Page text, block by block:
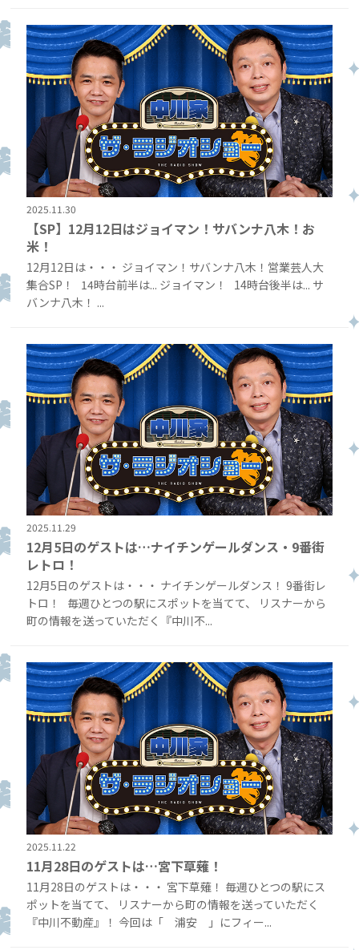
2025.11.30
【SP】12月12日はジョイマン！サバンナ八木！お
米！
12月12日は・・・ ジョイマン！サバンナ八木！営業芸人大
集合SP！ 14時台前半は... ジョイマン！ 14時台後半は... サ
バンナ八木！ ...
2025.11.29
12月5日のゲストは…ナイチンゲールダンス・9番街
レトロ！
12月5日のゲストは・・・ ナイチンゲールダンス！ 9番街レ
トロ！ 毎週ひとつの駅にスポットを当てて、 リスナーから
町の情報を送っていただく『中川不...
2025.11.22
11月28日のゲストは…宮下草薙！
11月28日のゲストは・・・ 宮下草薙！ 毎週ひとつの駅にス
ポットを当てて、 リスナーから町の情報を送っていただく
『中川不動産』！ 今回は「 浦安 」にフィー...